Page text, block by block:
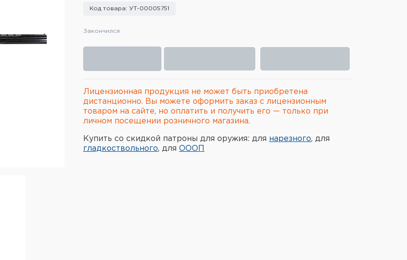
Код товара: УТ-00005751
Закончился
Лицензионная продукция не может быть приобретена
дистанционно. Вы можете оформить заказ с лицензионным
товаром на сайте, но оплатить и получить его — только при
личном посещении розничного магазина.
Купить со скидкой патроны для оружия: для нарезного, для
гладкоствольного, для ОООП